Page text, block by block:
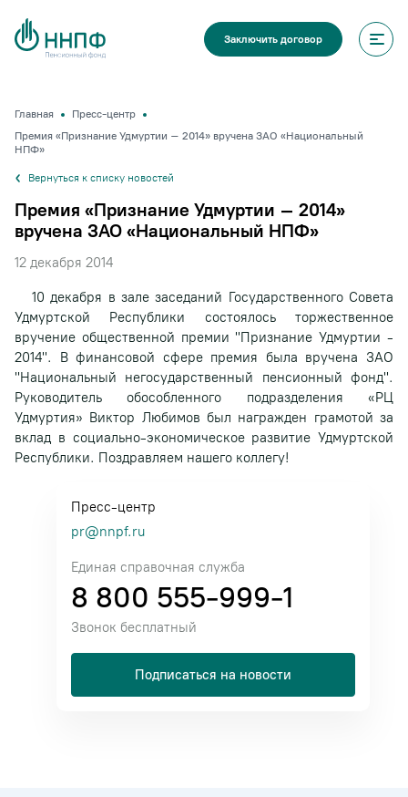
Заключить договор
Главная
Пресс-центр
Премия «Признание Удмуртии – 2014» вручена ЗАО «Национальный
НПФ»
Вернуться к списку новостей
Премия «Признание Удмуртии – 2014»
вручена ЗАО «Национальный НПФ»
12 декабря 2014
10 декабря в зале заседаний Государственного Совета
Удмуртской Республики состоялось торжественное
вручение общественной премии "Признание Удмуртии -
2014". В финансовой сфере премия была вручена ЗАО
"Национальный негосударственный пенсионный фонд".
Руководитель обособленного подразделения «РЦ
Удмуртия» Виктор Любимов был награжден грамотой за
вклад в социально-экономическое развитие Удмуртской
Республики. Поздравляем нашего коллегу!
Пресс-центр
pr@nnpf.ru
Единая справочная служба
8 800 555-999-1
Звонок бесплатный
Подписаться на новости